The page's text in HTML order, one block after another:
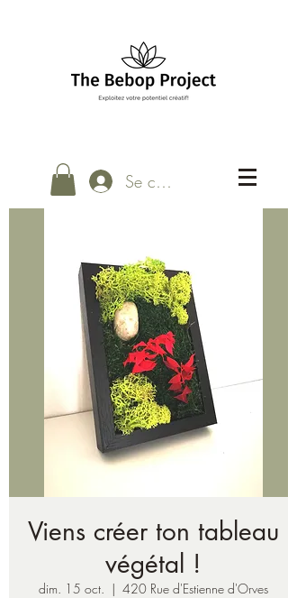
Se connecter
Viens créer ton tableau
végétal !
dim. 15 oct.
  |
420 Rue d'Estienne d'Orves